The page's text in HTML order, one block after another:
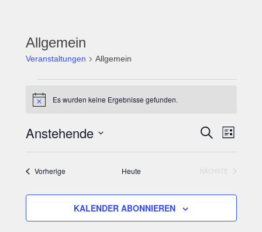
Allgemein
Veranstaltungen Allgemein
HinweisEs wurden keine Ergebnisse gefunden.
Suche
und
Navigation
SUCHE
LISTE
Anstehende
Datum
wählen.
VorherigeVeranstaltungen Heute
NÄCHSTE
KALENDER ABONNIEREN